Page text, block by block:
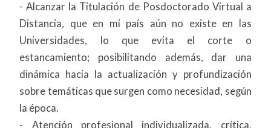
- Alcanzar la Titulación de Posdoctorado Virtual a
Distancia, que en mi país aún no existe en las
Universidades, lo que evita el corte o
estancamiento; posibilitando además, dar una
dinámica hacia la actualización y profundización
sobre temáticas que surgen como necesidad, según
la época.
- Atención profesional individualizada, crítica,